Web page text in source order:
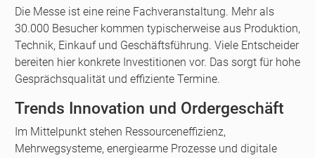
Die Messe ist eine reine Fachveranstaltung. Mehr als
30.000 Besucher kommen typischerweise aus Produktion,
Technik, Einkauf und Geschäftsführung. Viele Entscheider
bereiten hier konkrete Investitionen vor. Das sorgt für hohe
Gesprächsqualität und effiziente Termine.
Trends Innovation und Ordergeschäft
Im Mittelpunkt stehen Ressourceneffizienz,
Mehrwegsysteme, energiearme Prozesse und digitale